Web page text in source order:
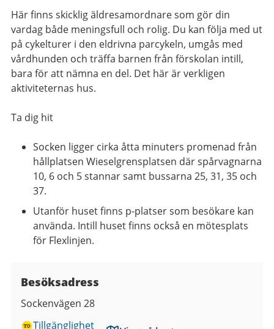
Här finns skicklig äldresamordnare som gör din
vardag både meningsfull och rolig. Du kan följa med ut
på cykelturer i den eldrivna parcykeln, umgås med
vårdhunden och träffa barnen från förskolan intill,
bara för att nämna en del. Det här är verkligen
aktiviteternas hus.
Ta dig hit
Socken ligger cirka åtta minuters promenad från
hållplatsen Wieselgrensplatsen där spårvagnarna
10, 6 och 5 stannar samt bussarna 25, 31, 35 och
37.
Utanför huset finns p-platser som besökare kan
använda. Intill huset finns också en mötesplats
för Flexlinjen.
Besöksadress
Sockenvägen 28
Tillgänglighet